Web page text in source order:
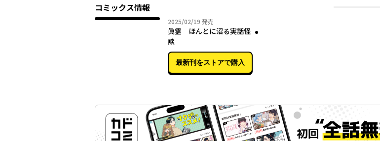
コミックス情報
2025/02/19 2025年02月19日
発売
眞霊 ほんとに沼る実話怪
談
最新刊をストアで購入